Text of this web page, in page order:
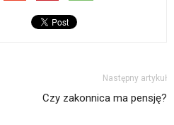
Następny artykuł
Czy zakonnica ma pensję?